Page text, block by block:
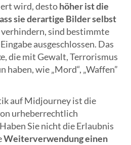
wird, destohöher ist die
sie derartige Bilder selbst
verhindern, sind bestimmte
ausgeschlossen. Das
die mit Gewalt, Terrorismus
wie „Mord“, „Waffen”
auf Midjourney ist die
urheberrechtlich
Sie nicht die Erlaubnis
Weiterverwendung einen